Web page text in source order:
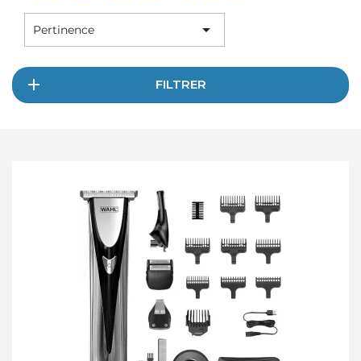
Pertinence 
FILTRER